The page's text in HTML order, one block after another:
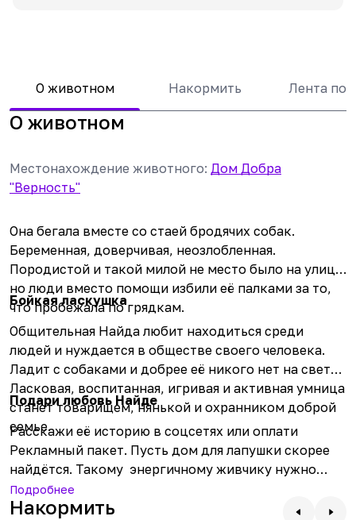
О животном Накормить Лента
О животном
Местонахождение животного: Дом Добра
"Верность"
Она бегала вместе со стаей бродячих собак.
Беременная, доверчивая, неозлобленная.
Породистой и такой милой не место было на улице,
но люди вместо помощи избили её палками за то,
что пробежала по грядкам.
Бойкая ласкушка
Общительная Найда любит находиться среди
людей и нуждается в обществе своего человека.
Ладит с собаками и добрее её никого нет на свете.
Ласковая, воспитанная, игривая и активная умница
станет товарищем, нянькой и охранником доброй
семье.
Подари любовь Найде
Расскажи её историю в соцсетях или оплати
Рекламный пакет. Пусть дом для лапушки скорее
найдётся. Такому энергичному живчику нужно
хорошо питаться, побалуй Найду ПёсоДнями,
ПёсоБуднями или целым ПёсоМесяцем. Наблюдай
Подробнее
Накормить